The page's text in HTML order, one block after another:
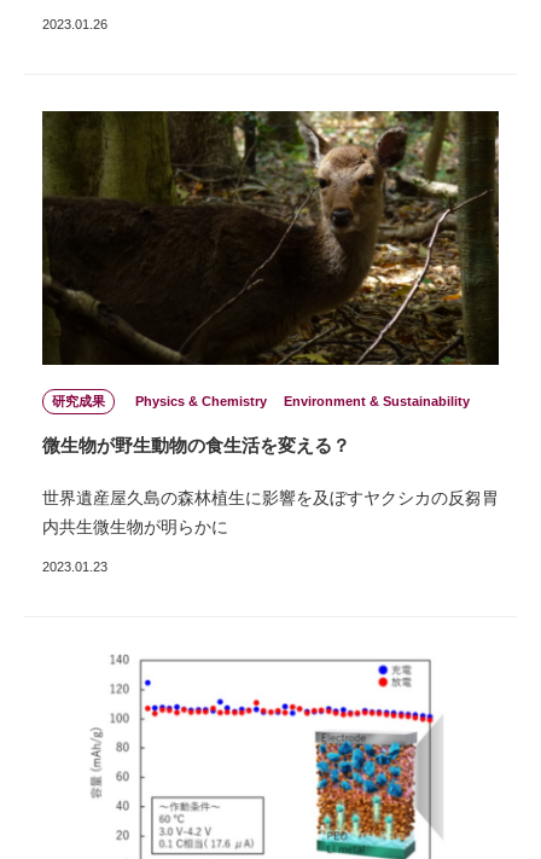
2023.01.26
研究成果 Physics & Chemistry Environment & Sustainability
微⽣物が野⽣動物の⾷⽣活を変える？
世界遺産屋久島の森林植⽣に影響を及ぼすヤクシカの反芻胃
内共⽣微⽣物が明らかに
2023.01.23